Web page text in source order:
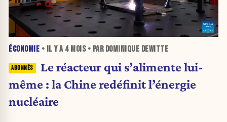
ÉCONOMIE • IL Y A 4 MOIS• PAR DOMINIQUE DEWITTE
Le réacteur qui s’alimente lui-
même : la Chine redéfinit l’énergie
nucléaire